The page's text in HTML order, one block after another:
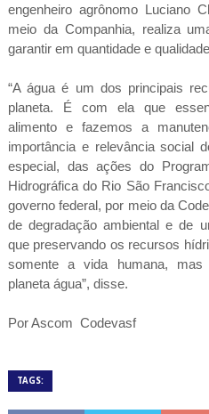
engenheiro agrônomo Luciano
meio da Companhia, realiza
garantir em quantidade e
“A água é um dos principais
planeta. É com ela que
alimento e fazemos a
importância e relevância social
especial, das ações do
Hidrográfica do Rio São
governo federal, por meio da
de degradação ambiental e de
que preservando os recursos
somente a vida humana, mas
planeta água”, disse.
Por Ascom Codevasf
TAGS: